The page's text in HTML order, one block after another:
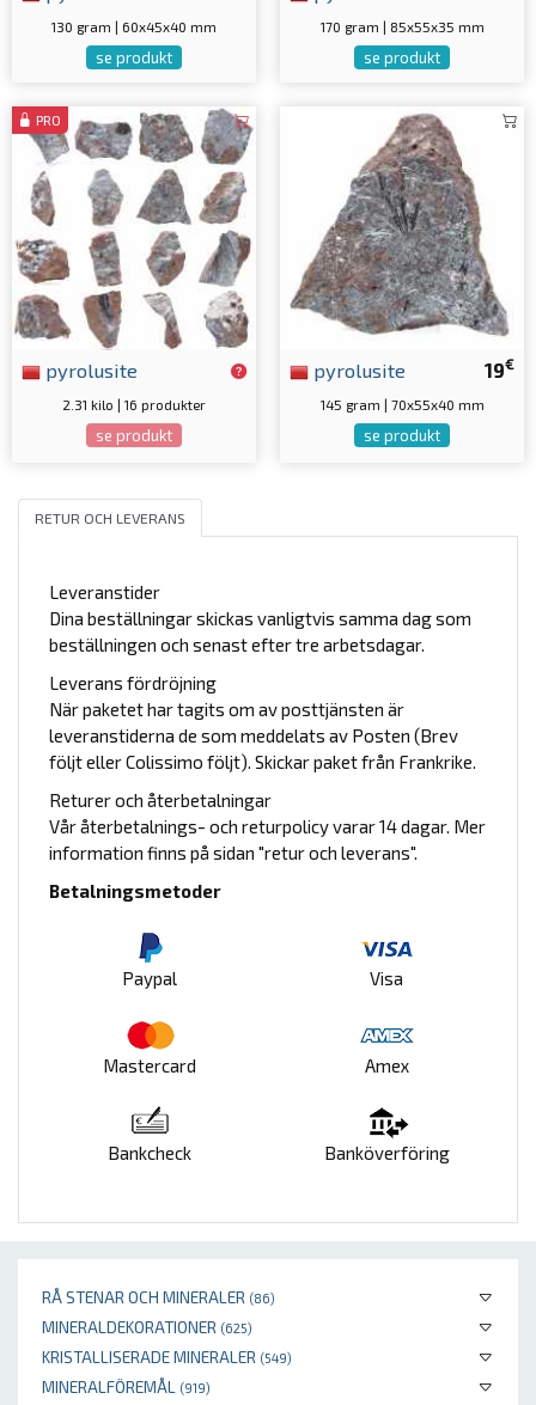
RÅ STENAR OCH MINERALER (86)
MINERALDEKORATIONER (625)
KRISTALLISERADE MINERALER (549)
MINERALFÖREMÅL (919)
130 gram | 60x45x40 mm
se produkt
170 gram | 85x55x35 mm
se produkt
PRO
pyrolusite
2.31 kilo | 16 produkter
se produkt
19€
pyrolusite
145 gram | 70x55x40 mm
se produkt
RETUR OCH LEVERANS
Leveranstider
Dina beställningar skickas vanligtvis samma dag som
beställningen och senast efter tre arbetsdagar.
Leverans fördröjning
När paketet har tagits om av posttjänsten är
leveranstiderna de som meddelats av Posten (Brev
följt eller Colissimo följt). Skickar paket från Frankrike.
Returer och återbetalningar
Vår återbetalnings- och returpolicy varar 14 dagar. Mer
information finns på sidan "retur och leverans".
Betalningsmetoder
Paypal Visa
Mastercard Amex
Bankcheck Banköverföring